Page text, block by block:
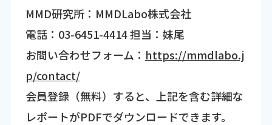
MMD研究所：MMDLabo株式会社
電話：03-6451-4414 担当：妹尾
お問い合わせフォーム： https://mmdlabo.j
p/contact/
会員登録（無料）すると、上記を含む詳細な
レポートがPDFでダウンロードできます。